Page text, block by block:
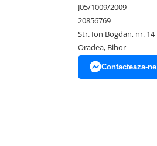
J05/1009/2009
20856769
Str. Ion Bogdan, nr. 14
Oradea, Bihor
Contacteaza-ne